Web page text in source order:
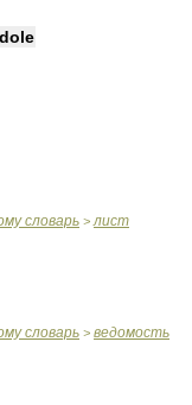
словарь > лист
словарь > ведомость